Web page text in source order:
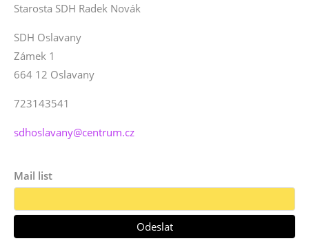
Starosta SDH Radek Novák
SDH Oslavany
Zámek 1
664 12 Oslavany
723143541
sdhoslavany@centrum.cz
Mail list